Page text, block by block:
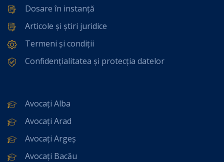
Dosare în instanță
Articole și știri juridice
Termeni și condiții
Confidențialitatea și protecția datelor
Avocați Alba
Avocați Arad
Avocați Argeș
Avocați Bacău